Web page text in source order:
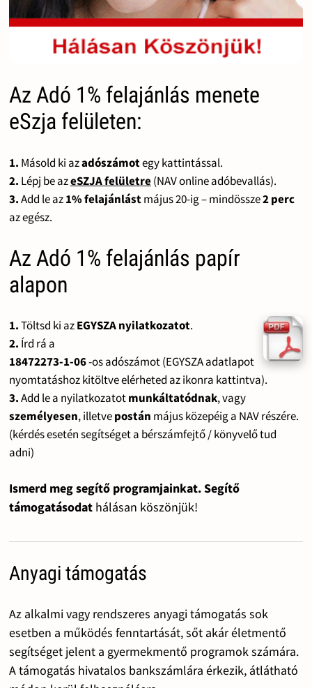
Az Adó 1% felajánlás menete
eSzja felületen:
1. Másold ki azadószámotegy kattintással.
2. Lépj be azeSZJA felületre(NAV online adóbevallás).
3.Add le az1% felajánlástmájus 20-ig – mindössze2 perc
az egész.
Az Adó 1% felajánlás papír
alapon
1.Töltsd ki azEGYSZA nyilatkozatot.
2. Írd rá a
18472273-1-06-os adószámot (EGYSZA adatlapot
nyomtatáshoz kitöltve elérheted az ikonra kattintva).
3.Add le a nyilatkozatotmunkáltatódnak, vagy
személyesen, illetvepostán május közepéig a NAV részére.
(kérdés esetén segítséget a bérszámfejtő / könyvelő tud
adni)
Ismerd meg segítő programjainkat. Segítő
támogatásodat hálásan köszönjük!
Anyagi támogatás
Az alkalmi vagy rendszeres anyagi támogatás sok
esetben a működés fenntartását, sőt akár életmentő
segítséget jelent a gyermekmentő programok számára.
A támogatás hivatalos bankszámlára érkezik, átlátható